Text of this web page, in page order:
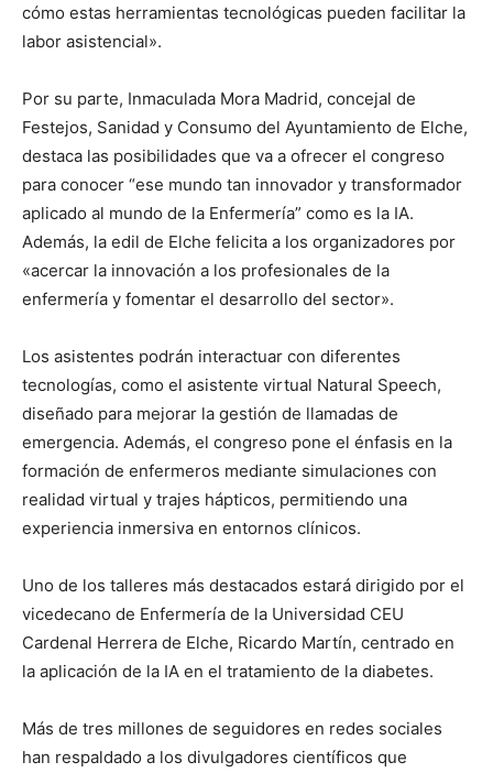
cómo estas herramientas tecnológicas pueden facilitar la
labor asistencial».
Por su parte, Inmaculada Mora Madrid, concejal de
Festejos, Sanidad y Consumo del Ayuntamiento de Elche,
destaca las posibilidades que va a ofrecer el congreso
para conocer “ese mundo tan innovador y transformador
aplicado al mundo de la Enfermería” como es la IA.
Además, la edil de Elche felicita a los organizadores por
«acercar la innovación a los profesionales de la
enfermería y fomentar el desarrollo del sector».
Los asistentes podrán interactuar con diferentes
tecnologías, como el asistente virtual Natural Speech,
diseñado para mejorar la gestión de llamadas de
emergencia. Además, el congreso pone el énfasis en la
formación de enfermeros mediante simulaciones con
realidad virtual y trajes hápticos, permitiendo una
experiencia inmersiva en entornos clínicos.
Uno de los talleres más destacados estará dirigido por el
vicedecano de Enfermería de la Universidad CEU
Cardenal Herrera de Elche, Ricardo Martín, centrado en
la aplicación de la IA en el tratamiento de la diabetes.
Más de tres millones de seguidores en redes sociales
han respaldado a los divulgadores científicos que